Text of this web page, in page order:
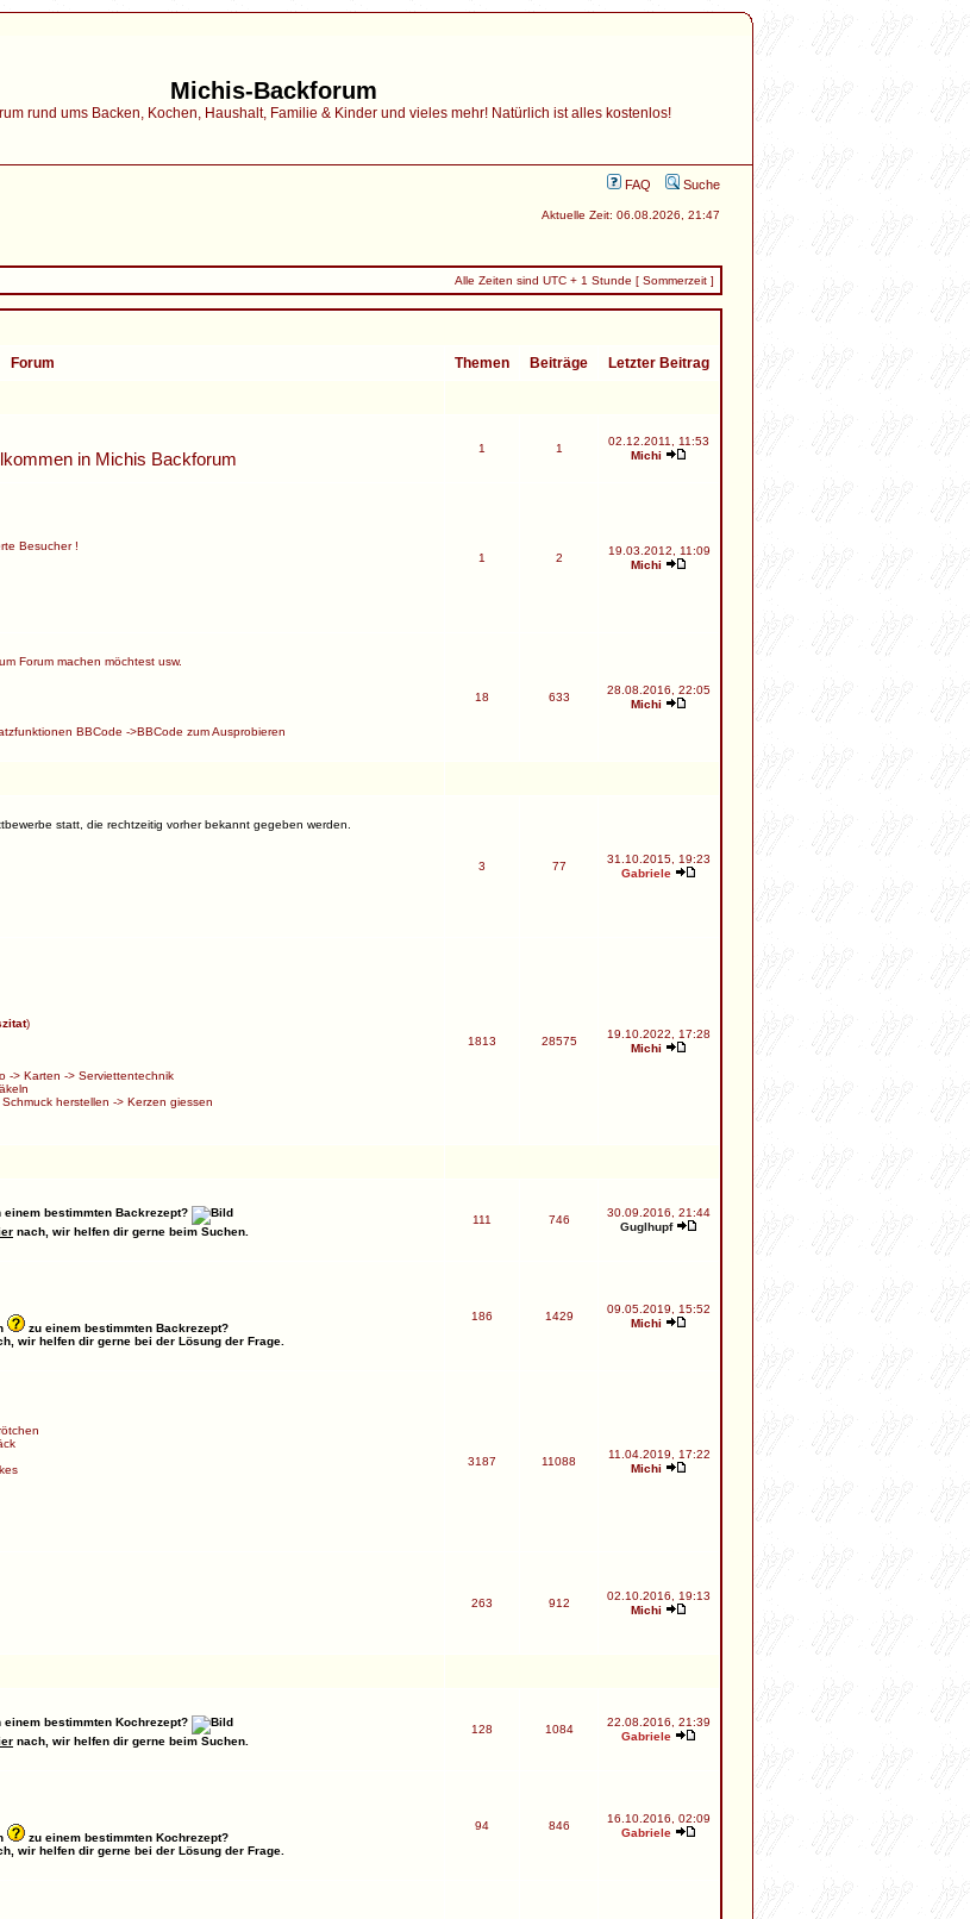
Michis-Backforum
rund ums Backen, Kochen, Haushalt, Familie & Kinder und vieles mehr! Natürlich ist alles kostenlos!
FAQ Suche
Aktuelle Zeit: 06.08.2026, 21:47
Alle Zeiten sind UTC + 1 Stunde [ Sommerzeit ]
Forum Themen Beiträge Letzter Beitrag
in Michis Backforum
1 1
02.12.2011, 11:53
Michi
Besucher !
1 2
19.03.2012, 11:09
Michi
Forum machen möchtest usw.
BBCode ->BBCode zum Ausprobieren
18 633
28.08.2016, 22:05
Michi
statt, die rechtzeitig vorher bekannt gegeben werden.
3 77
31.10.2015, 19:23
Gabriele
)
-> Karten -> Serviettentechnik
Schmuck herstellen -> Kerzen giessen
1813 28575
19.10.2022, 17:28
Michi
einem bestimmten Backrezept?
nach, wir helfen dir gerne beim Suchen.
111 746
30.09.2016, 21:44
Guglhupf
zu einem bestimmten Backrezept?
wir helfen dir gerne bei der Lösung der Frage.
186 1429
09.05.2019, 15:52
Michi
3187 11088
11.04.2019, 17:22
Michi
263 912
02.10.2016, 19:13
Michi
einem bestimmten Kochrezept?
nach, wir helfen dir gerne beim Suchen.
128 1084
22.08.2016, 21:39
Gabriele
zu einem bestimmten Kochrezept?
wir helfen dir gerne bei der Lösung der Frage.
94 846
16.10.2016, 02:09
Gabriele